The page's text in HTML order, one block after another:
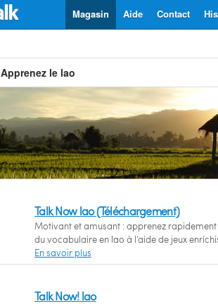
Contact
Aide
Magasin
Apprenez le lao
Talk Now lao (Téléchargement)
Motivant et amusant : apprenez rapidement
du vocabulaire en lao à l’aide de jeux
En savoir plus
Talk Now! lao